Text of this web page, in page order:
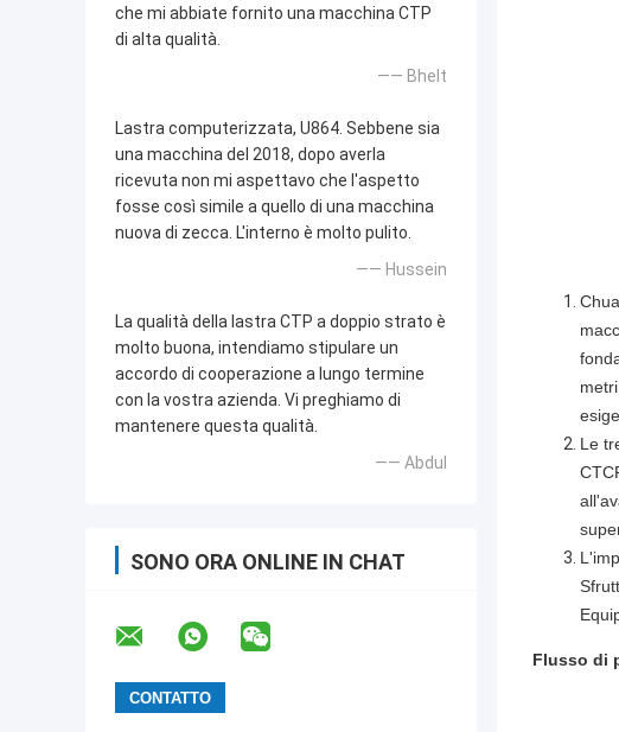
che mi abbiate fornito una macchina CTP
di alta qualità.
—— Bhelt
Lastra computerizzata, U864. Sebbene sia
una macchina del 2018, dopo averla
ricevuta non mi aspettavo che l'aspetto
fosse così simile a quello di una macchina
nuova di zecca. L'interno è molto pulito.
—— Hussein
La qualità della lastra CTP a doppio strato è
molto buona, intendiamo stipulare un
accordo di cooperazione a lungo termine
con la vostra azienda. Vi preghiamo di
mantenere questa qualità.
—— Abdul
SONO ORA ONLINE IN CHAT
Le
Flusso di